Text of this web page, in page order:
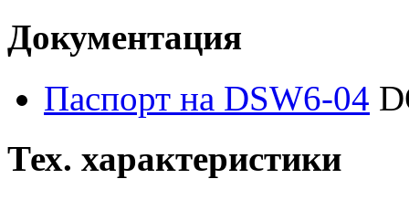
Документация
Паспорт на DSW6-04
Тех. характеристики